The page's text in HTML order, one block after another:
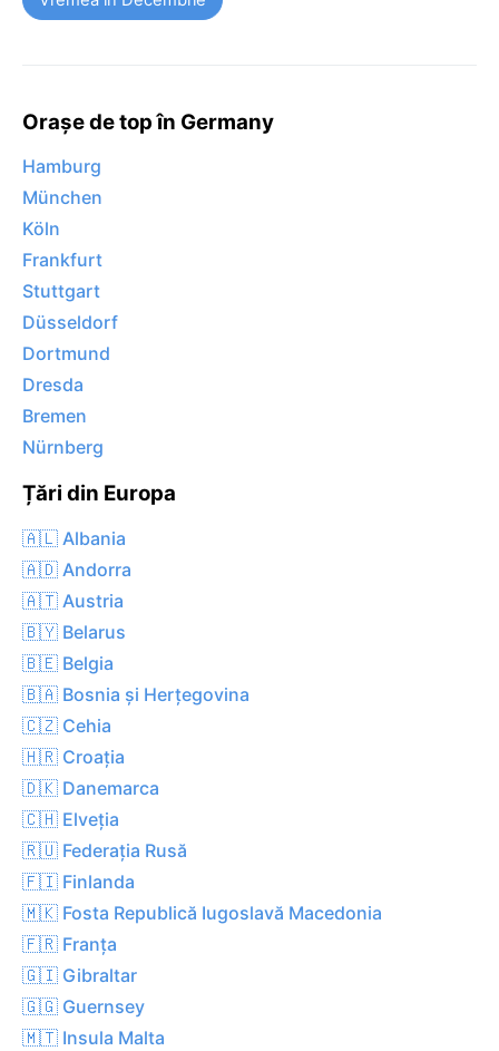
Orașe de top în Germany
Hamburg
München
Köln
Frankfurt
Stuttgart
Düsseldorf
Dortmund
Dresda
Bremen
Nürnberg
Țări din Europa
🇦🇱 Albania
🇦🇩 Andorra
🇦🇹 Austria
🇧🇾 Belarus
🇧🇪 Belgia
🇧🇦 Bosnia și Herțegovina
🇨🇿 Cehia
🇭🇷 Croația
🇩🇰 Danemarca
🇨🇭 Elveția
🇷🇺 Federația Rusă
🇫🇮 Finlanda
🇲🇰 Fosta Republică Iugoslavă Macedonia
🇫🇷 Franța
🇬🇮 Gibraltar
🇬🇬 Guernsey
🇲🇹 Insula Malta